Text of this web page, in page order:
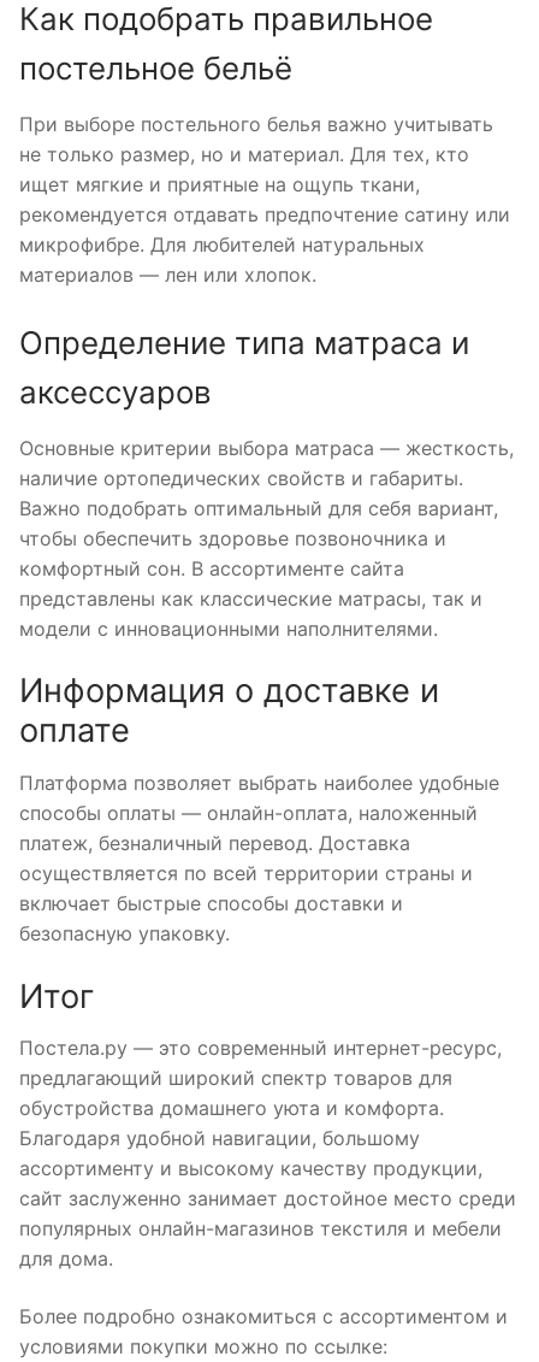
Как подобрать правильное
постельное бельё
При выборе постельного белья важно учитывать
не только размер, но и материал. Для тех, кто
ищет мягкие и приятные на ощупь ткани,
рекомендуется отдавать предпочтение сатину или
микрофибре. Для любителей натуральных
материалов — лен или хлопок.
Определение типа матраса и
аксессуаров
Основные критерии выбора матраса — жесткость,
наличие ортопедических свойств и габариты.
Важно подобрать оптимальный для себя вариант,
чтобы обеспечить здоровье позвоночника и
комфортный сон. В ассортименте сайта
представлены как классические матрасы, так и
модели с инновационными наполнителями.
Информация о доставке и
оплате
Платформа позволяет выбрать наиболее удобные
способы оплаты — онлайн-оплата, наложенный
платеж, безналичный перевод. Доставка
осуществляется по всей территории страны и
включает быстрые способы доставки и
безопасную упаковку.
Итог
Постела.ру — это современный интернет-ресурс,
предлагающий широкий спектр товаров для
обустройства домашнего уюта и комфорта.
Благодаря удобной навигации, большому
ассортименту и высокому качеству продукции,
сайт заслуженно занимает достойное место среди
популярных онлайн-магазинов текстиля и мебели
для дома.
Более подробно ознакомиться с ассортиментом и
условиями покупки можно по ссылке: